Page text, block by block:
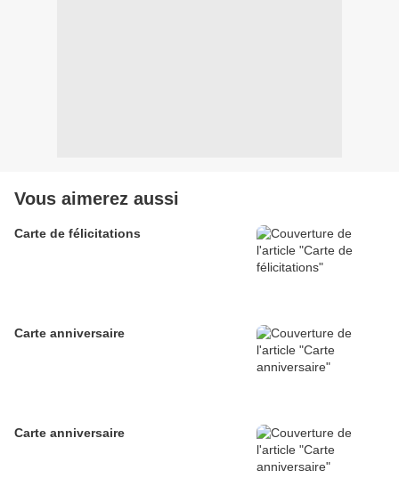
Vous aimerez aussi
Carte de félicitations
Carte anniversaire
Carte anniversaire